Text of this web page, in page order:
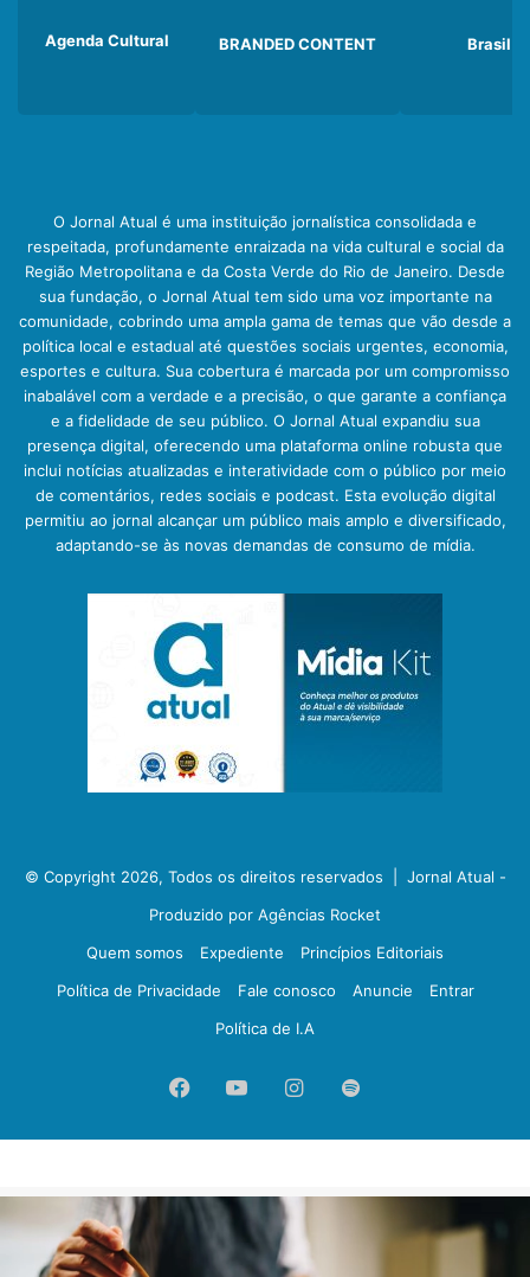
Agenda Cultural BRANDED CONTENT Brasil
O Jornal Atual é uma instituição jornalística consolidada e
respeitada, profundamente enraizada na vida cultural e social da
Região Metropolitana e da Costa Verde do Rio de Janeiro. Desde
sua fundação, o Jornal Atual tem sido uma voz importante na
comunidade, cobrindo uma ampla gama de temas que vão desde a
política local e estadual até questões sociais urgentes, economia,
esportes e cultura. Sua cobertura é marcada por um compromisso
inabalável com a verdade e a precisão, o que garante a confiança
e a fidelidade de seu público. O Jornal Atual expandiu sua
presença digital, oferecendo uma plataforma online robusta que
inclui notícias atualizadas e interatividade com o público por meio
de comentários, redes sociais e podcast. Esta evolução digital
permitiu ao jornal alcançar um público mais amplo e diversificado,
adaptando-se às novas demandas de consumo de mídia.
© Copyright 2026, Todos os direitos reservados | Jornal Atual -
Produzido por Agências Rocket
Quem somos
Expediente
Princípios Editoriais
Política de Privacidade
Fale conosco Anuncie
Entrar
Política de I.A
FacebookYouTubeInstagram
Spotify